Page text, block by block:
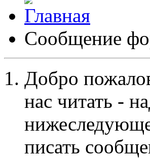
Сообщение
Добро
нас читать -
писать